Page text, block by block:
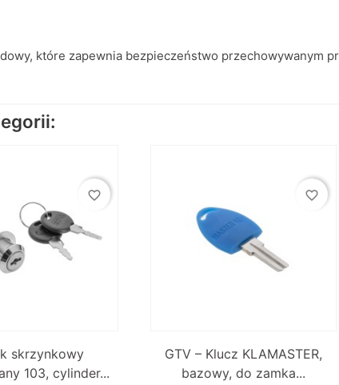
które zapewnia bezpieczeństwo przechowywanym
skrzynkowy
103, cylinder...
favorite_border
GTV – Klucz KLAMASTER,
bazowy, do zamka...
favorite_border